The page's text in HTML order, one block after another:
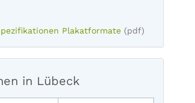
Plakatformate (pdf)
in Lübeck